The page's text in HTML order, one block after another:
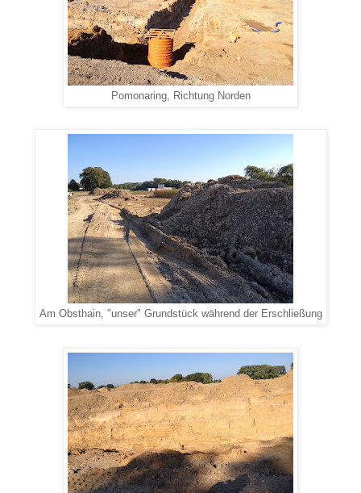
Pomonaring, Richtung Norden
Am Obsthain, "unser" Grundstück während der Erschließung